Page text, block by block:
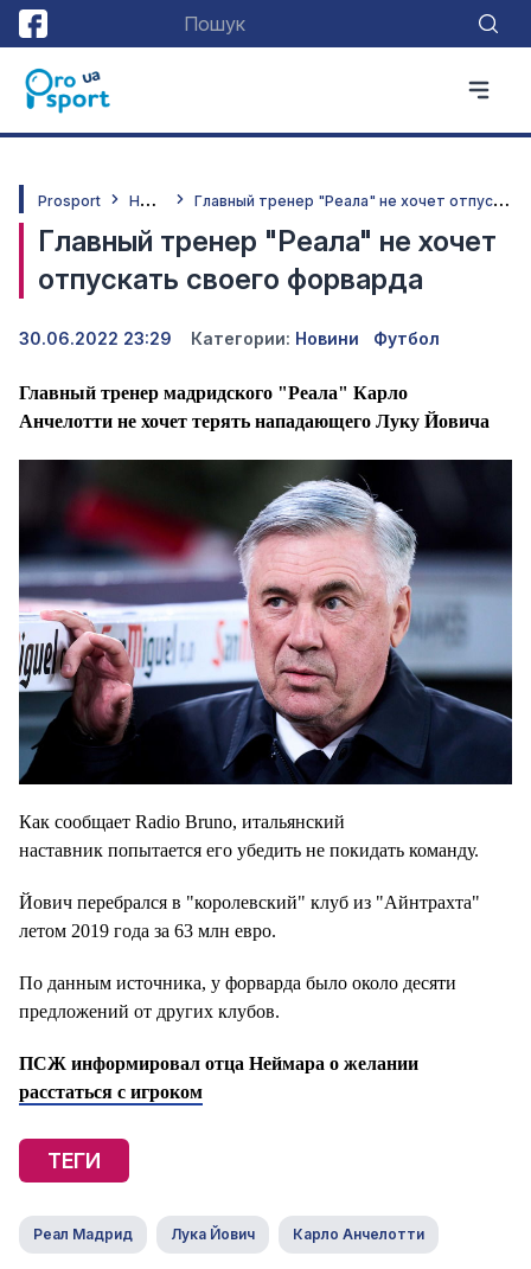
Prosport Н
овини Г
лавный тренер "Реала" не хочет отпускать своего форварда
Главный тренер "Реала" не хочет
отпускать своего форварда
30.06.2022 23:29 Категории: Новини Футбол
Главный тренер мадридского "Реала" Карло
Анчелотти не хочет терять нападающего Луку Йовича
Как сообщает Radio Bruno, итальянский
наставник попытается его убедить не покидать команду.
Йович перебрался в "королевский" клуб из "Айнтрахта"
летом 2019 года за 63 млн евро.
По данным источника, у форварда было около десяти
предложений от других клубов.
ПСЖ информировал отца Неймара о желании
расстаться с игроком
ТЕГИ
Реал Мадрид Лука Йович Карло Анчелотти